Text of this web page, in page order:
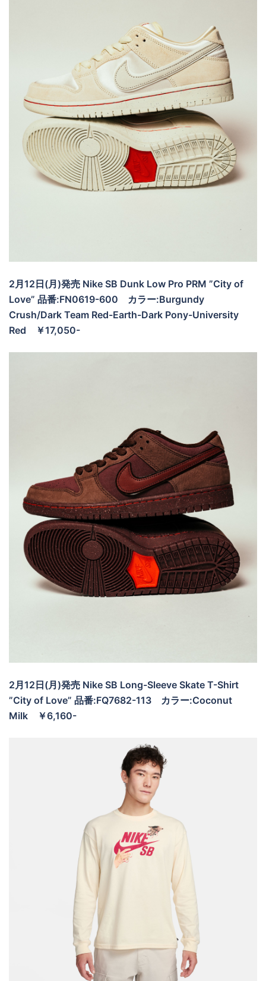
2月12日(月)発売 Nike SB Dunk Low Pro PRM ”City of
Love” 品番:FN0619-600 カラー:Burgundy
Crush/Dark Team Red-Earth-Dark Pony-University
Red ￥17,050-
2月12日(月)発売 Nike SB Long-Sleeve Skate T-Shirt
”City of Love” 品番:FQ7682-113 カラー:Coconut
Milk ￥6,160-